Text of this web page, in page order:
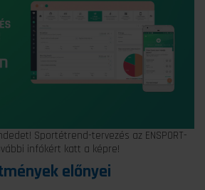
Sportétrend-tervezés az ENSPORT-
infókért katt a képre!
előnyei